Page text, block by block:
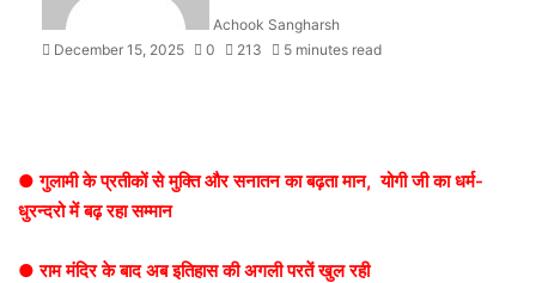
Achook Sangharsh
December 15, 2025
0 213 5 minutes read
● गुलामी के प्रतीकों से मुक्ति और सनातन का बढ़ता मान, योगी जी का धर्म-
धुरन्दरो में बढ़ रहा सम्मान
● राम मंदिर के बाद अब इतिहास की अगली परतें खुल रही